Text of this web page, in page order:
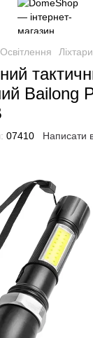
Освітлення
Bailong
07410 Написати